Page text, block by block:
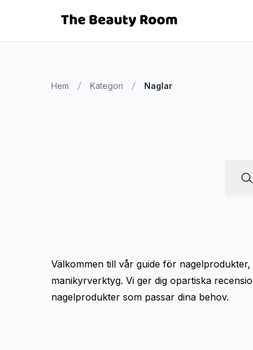
Hem Kategori Naglar
Välkommen till vår guide för
manikyrverktyg. Vi ger dig opartiska
nagelprodukter som passar dina behov.